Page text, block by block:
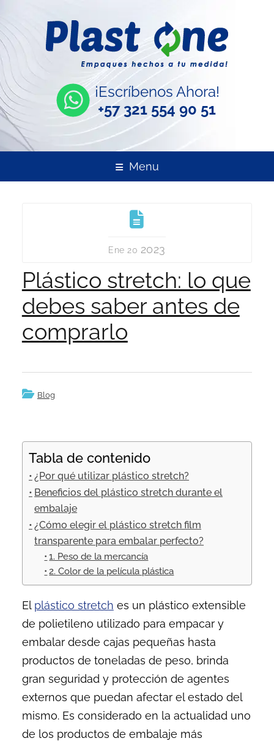
¡Escríbenos Ahora!
+57 321 554 90 51
Menu
Ene 20 2023
Plástico stretch: lo que
debes saber antes de
comprarlo
Blog
Tabla de contenido
¿Por qué utilizar plástico stretch?
Beneficios del plástico stretch durante el
embalaje
¿Cómo elegir el plástico stretch film
transparente para embalar perfecto?
1. Peso de la mercancía
2. Color de la película plástica
El plástico stretch es un plástico extensible
de polietileno utilizado para empacar y
embalar desde cajas pequeñas hasta
productos de toneladas de peso, brinda
gran seguridad y protección de agentes
externos que puedan afectar el estado del
mismo. Es considerado en la actualidad uno
de los productos de embalaje más